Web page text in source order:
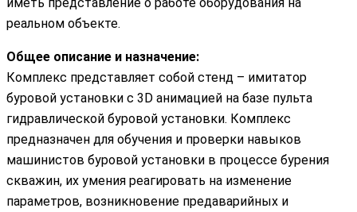
реальном объекте.
Общее описание и назначение:
Комплекс представляет собой стенд – имитатор
буровой установки с 3D анимацией на базе пульта
гидравлической буровой установки. Комплекс
предназначен для обучения и проверки навыков
машинистов буровой установки в процессе бурения
скважин, их умения реагировать на изменение
параметров, возникновение предаварийных и